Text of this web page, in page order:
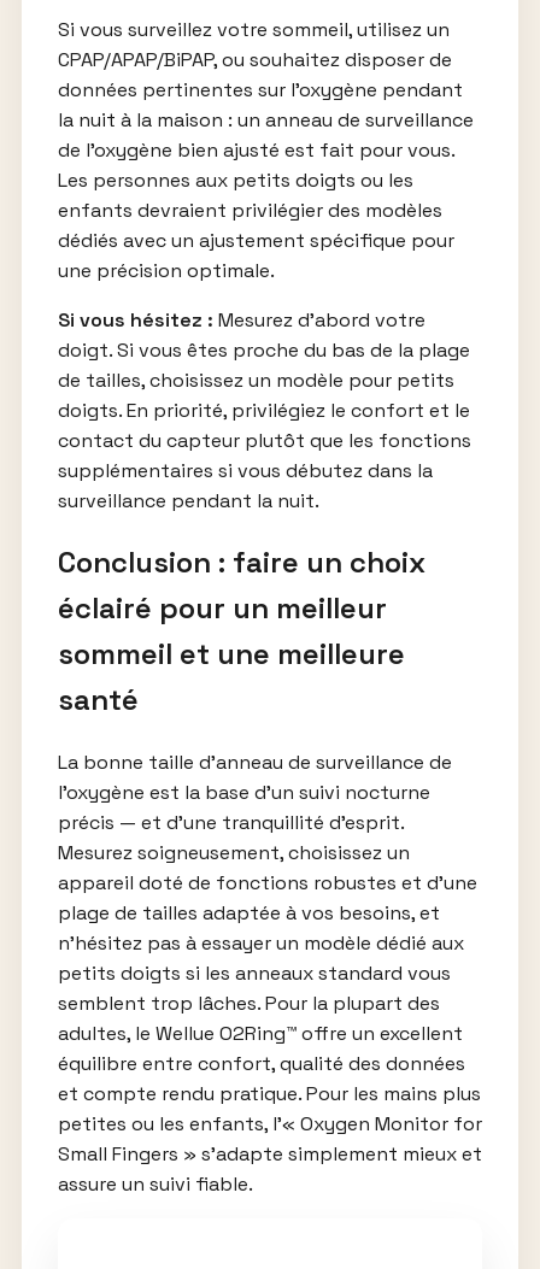
Si vous surveillez votre sommeil, utilisez un
CPAP/APAP/BiPAP, ou souhaitez disposer de
données pertinentes sur l’oxygène pendant
la nuit à la maison : un anneau de surveillance
de l’oxygène bien ajusté est fait pour vous.
Les personnes aux petits doigts ou les
enfants devraient privilégier des modèles
dédiés avec un ajustement spécifique pour
une précision optimale.
Si vous hésitez : Mesurez d’abord votre
doigt. Si vous êtes proche du bas de la plage
de tailles, choisissez un modèle pour petits
doigts. En priorité, privilégiez le confort et le
contact du capteur plutôt que les fonctions
supplémentaires si vous débutez dans la
surveillance pendant la nuit.
Conclusion : faire un choix
éclairé pour un meilleur
sommeil et une meilleure
santé
La bonne taille d’anneau de surveillance de
l’oxygène est la base d’un suivi nocturne
précis — et d’une tranquillité d’esprit.
Mesurez soigneusement, choisissez un
appareil doté de fonctions robustes et d’une
plage de tailles adaptée à vos besoins, et
n’hésitez pas à essayer un modèle dédié aux
petits doigts si les anneaux standard vous
semblent trop lâches. Pour la plupart des
adultes, le Wellue O2Ring™ offre un excellent
équilibre entre confort, qualité des données
et compte rendu pratique. Pour les mains plus
petites ou les enfants, l’« Oxygen Monitor for
Small Fingers » s’adapte simplement mieux et
assure un suivi fiable.